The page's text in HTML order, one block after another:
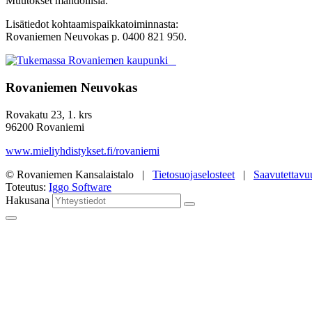
Lisätiedot kohtaamispaikkatoiminnasta:
Rovaniemen Neuvokas p. 0400 821 950.
Rovaniemen Neuvokas
Rovakatu 23, 1. krs
96200 Rovaniemi
www.mieliyhdistykset.fi/rovaniemi
© Rovaniemen Kansalaistalo | Tietosuojaselosteet |
Toteutus: Iggo Software
Hakusana